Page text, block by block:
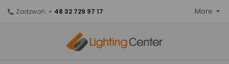
Zadzwoń: + 48 32 729 97 17 More